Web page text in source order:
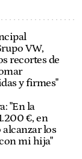
VW,
recortes de
y firmes"
"En la
€, en
los
mi hija"